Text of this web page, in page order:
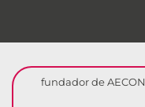
fundador de AECON